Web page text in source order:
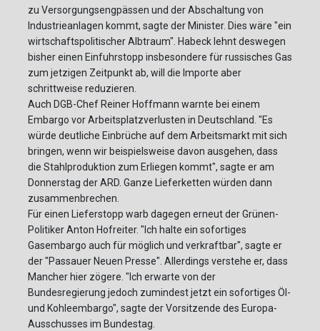
zu Versorgungsengpässen und der Abschaltung von
Industrieanlagen kommt, sagte der Minister. Dies wäre "ein
wirtschaftspolitischer Albtraum". Habeck lehnt deswegen
bisher einen Einfuhrstopp insbesondere für russisches Gas
zum jetzigen Zeitpunkt ab, will die Importe aber
schrittweise reduzieren.
Auch DGB-Chef Reiner Hoffmann warnte bei einem
Embargo vor Arbeitsplatzverlusten in Deutschland. "Es
würde deutliche Einbrüche auf dem Arbeitsmarkt mit sich
bringen, wenn wir beispielsweise davon ausgehen, dass
die Stahlproduktion zum Erliegen kommt", sagte er am
Donnerstag der ARD. Ganze Lieferketten würden dann
zusammenbrechen.
Für einen Lieferstopp warb dagegen erneut der Grünen-
Politiker Anton Hofreiter. "Ich halte ein sofortiges
Gasembargo auch für möglich und verkraftbar", sagte er
der "Passauer Neuen Presse". Allerdings verstehe er, dass
Mancher hier zögere. "Ich erwarte von der
Bundesregierung jedoch zumindest jetzt ein sofortiges Öl-
und Kohleembargo", sagte der Vorsitzende des Europa-
Ausschusses im Bundestag.